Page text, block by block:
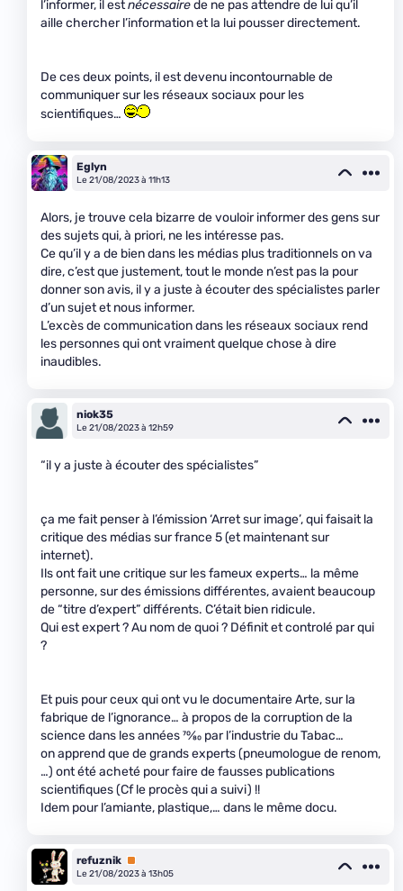
l’informer, il estnécessairede ne pas attendre de lui qu’il
aille chercher l’information et la lui pousser directement.
De ces deux points, il est devenu incontournable de
communiquer sur les réseaux sociaux pour les
scientifiques…
Eglyn
Le 21/08/2023 à 11h13
Alors, je trouve cela bizarre de vouloir informer des gens sur
des sujets qui, à priori, ne les intéresse pas.
Ce qu’il y a de bien dans les médias plus traditionnels on va
dire, c’est que justement, tout le monde n’est pas la pour
donner son avis, il y a juste à écouter des spécialistes parler
d’un sujet et nous informer.
L’excès de communication dans les réseaux sociaux rend
les personnes qui ont vraiment quelque chose à dire
inaudibles.
niok35
Le 21/08/2023 à 12h59
“il y a juste à écouter des spécialistes”
ça me fait penser à l’émission ‘Arret sur image’, qui faisait la
critique des médias sur france 5 (et maintenant sur
internet).
Ils ont fait une critique sur les fameux experts… la même
personne, sur des émissions différentes, avaient beaucoup
de “titre d’expert” différents. C’était bien ridicule.
Qui est expert ? Au nom de quoi ? Définit et controlé par qui
?
Et puis pour ceux qui ont vu le documentaire Arte, sur la
fabrique de l’ignorance… à propos de la corruption de la
science dans les années70⁄80 par l’industrie du Tabac…
on apprend que de grands experts (pneumologue de renom,
…) ont été acheté pour faire de fausses publications
scientifiques (Cf le procès qui a suivi) !!
Idem pour l’amiante, plastique,… dans le même docu.
refuznik Premium
Le 21/08/2023 à 13h05